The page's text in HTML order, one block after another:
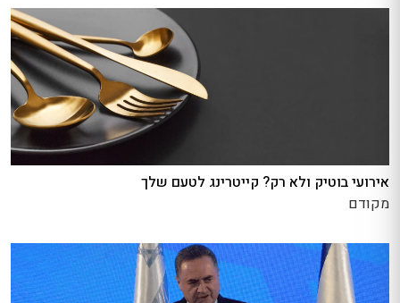
אירועי בוטיק ולא רק? קייטרינג לטעם שלך
מקודם